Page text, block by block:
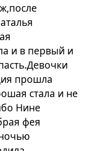
и в первый и
прошла
стала и не
Нине
фея